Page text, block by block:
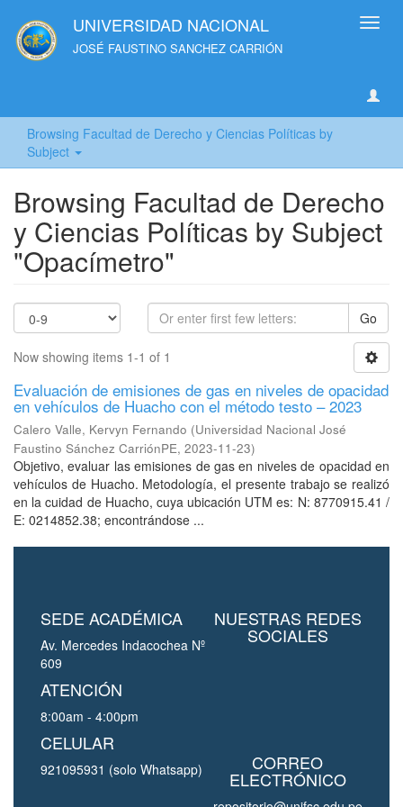
UNIVERSIDAD NACIONAL
JOSÉ FAUSTINO SANCHEZ CARRIÓN
Browsing Facultad de Derecho y Ciencias Políticas by
Subject
Browsing Facultad de Derecho
y Ciencias Políticas by Subject
"Opacímetro"
Go
Now showing items 1-1 of 1
Evaluación de emisiones de gas en niveles de opacidad
en vehículos de Huacho con el método testo – 2023
Calero Valle, Kervyn Fernando (Universidad Nacional José
Faustino Sánchez CarriónPE, 2023-11-23)
Objetivo, evaluar las emisiones de gas en niveles de opacidad en
vehículos de Huacho. Metodología, el presente trabajo se realizó
en la cuidad de Huacho, cuya ubicación UTM es: N: 8770915.41 /
E: 0214852.38; encontrándose ...
SEDE ACADÉMICA
Av. Mercedes Indacochea Nº
609
ATENCIÓN
8:00am - 4:00pm
CELULAR
921095931 (solo Whatsapp)
NUESTRAS REDES
SOCIALES
CORREO
ELECTRÓNICO